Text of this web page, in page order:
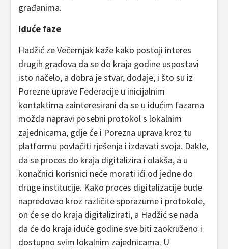
građanima.
Iduće faze
Hadžić ze Večernjak kaže kako postoji interes
drugih gradova da se do kraja godine uspostavi
isto načelo, a dobra je stvar, dodaje, i što su iz
Porezne uprave Federacije u inicijalnim
kontaktima zainteresirani da se u idućim fazama
možda napravi posebni protokol s lokalnim
zajednicama, gdje će i Porezna uprava kroz tu
platformu povlačiti rješenja i izdavati svoja. Dakle,
da se proces do kraja digitalizira i olakša, a u
konačnici korisnici neće morati ići od jedne do
druge institucije. Kako proces digitalizacije bude
napredovao kroz različite sporazume i protokole,
on će se do kraja digitalizirati, a Hadžić se nada
da će do kraja iduće godine sve biti zaokruženo i
dostupno svim lokalnim zajednicama. U